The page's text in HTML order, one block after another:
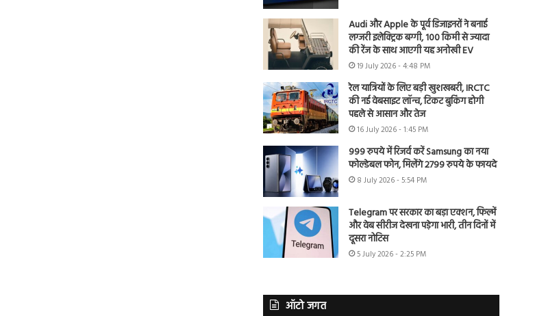
Audi और Apple के पूर्व डिजाइनरों ने बनाई
लग्जरी इलेक्ट्रिक बग्गी, 100 किमी से ज्यादा
की रेंज के साथ आएगी यह अनोखी EV
19 July 2026 - 4:48 PM
रेल यात्रियों के लिए बड़ी खुशखबरी, IRCTC
की नई वेबसाइट लॉन्च, टिकट बुकिंग होगी
पहले से आसान और तेज
16 July 2026 - 1:45 PM
999 रुपये में रिजर्व करें Samsung का नया
फोल्डेबल फोन, मिलेंगे 2799 रुपये के फायदे
8 July 2026 - 5:54 PM
Telegram पर सरकार का बड़ा एक्शन, फिल्में
और वेब सीरीज देखना पड़ेगा भारी, तीन दिनों में
दूसरा नोटिस
5 July 2026 - 2:25 PM
ऑटो जगत